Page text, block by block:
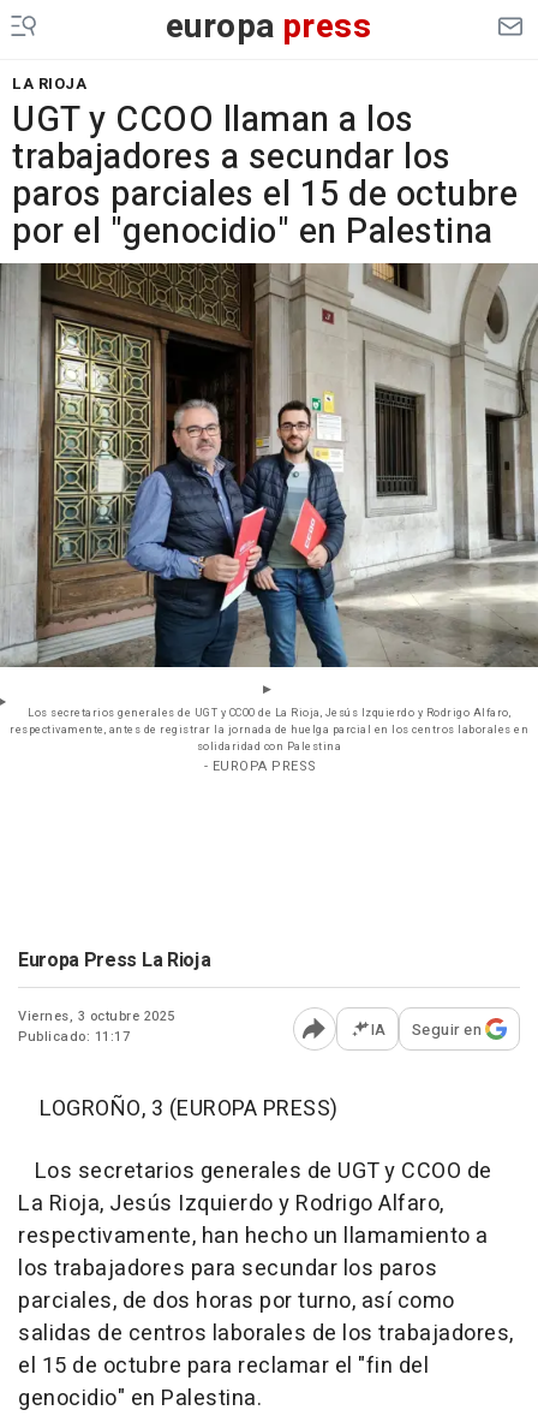
europa press
LA RIOJA
UGT y CCOO llaman a los
trabajadores a secundar los
paros parciales el 15 de octubre
por el "genocidio" en Palestina
Los secretarios generales de UGT y CCOO de La Rioja, Jesús Izquierdo y Rodrigo Alfaro,
respectivamente, antes de registrar la jornada de huelga parcial en los centros laborales en
solidaridad con Palestina
- EUROPA PRESS
Europa Press La Rioja
Viernes, 3 octubre 2025
Publicado: 11:17
Abrir opciones para
IA Seguir en
LOGROÑO, 3 (EUROPA PRESS)
Los secretarios generales de UGT y CCOO de
La Rioja, Jesús Izquierdo y Rodrigo Alfaro,
respectivamente, han hecho un llamamiento a
los trabajadores para secundar los paros
parciales, de dos horas por turno, así como
salidas de centros laborales de los trabajadores,
el 15 de octubre para reclamar el "fin del
genocidio" en Palestina.